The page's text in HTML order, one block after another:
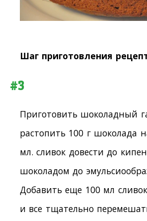
Шаг приготовления
#3
Приготовить шоколадный
растопить 100 г шоколада
мл. сливок довести до
шоколадом до
Добавить еще 100 мл
и все тщательно